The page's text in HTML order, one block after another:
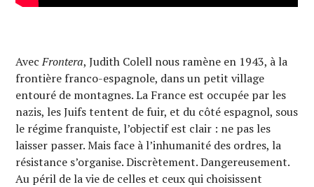
AvecFrontera, Judith Colell nous ramène en 1943, à la
frontière franco-espagnole, dans un petit village
entouré de montagnes. La France est occupée par les
nazis, les Juifs tentent de fuir, et du côté espagnol, sous
le régime franquiste, l’objectif est clair : ne pas les
laisser passer. Mais face à l’inhumanité des ordres, la
résistance s’organise. Discrètement. Dangereusement.
Au péril de la vie de celles et ceux qui choisissent